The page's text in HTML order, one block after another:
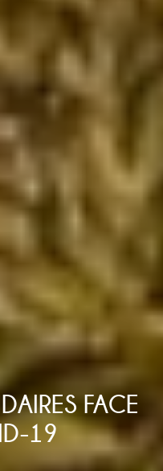
FACE
19